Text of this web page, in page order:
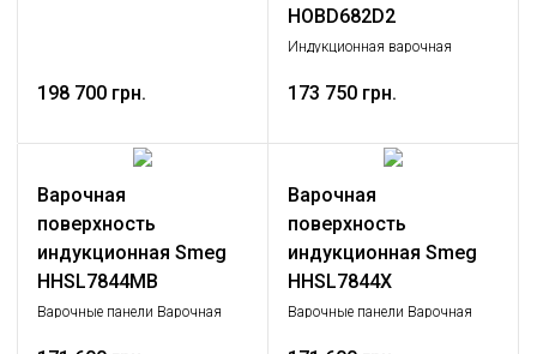
198 700 грн.
HOBD682D2
Индукционная варочная
вытяжкой, 83 см, Multizone
173 750 грн.
Варочная
поверхность
индукционная Smeg
HHSL7844MB
Варочные панели Варочная
Варочная
поверхность
индукционная Smeg
HHSL7844X
Варочные панели Варочная